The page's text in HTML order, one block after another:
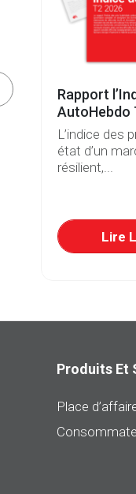
Rapport
AutoHebdo
L’indice des
état d’un
résilient,...
Lire
Produits Et
Place